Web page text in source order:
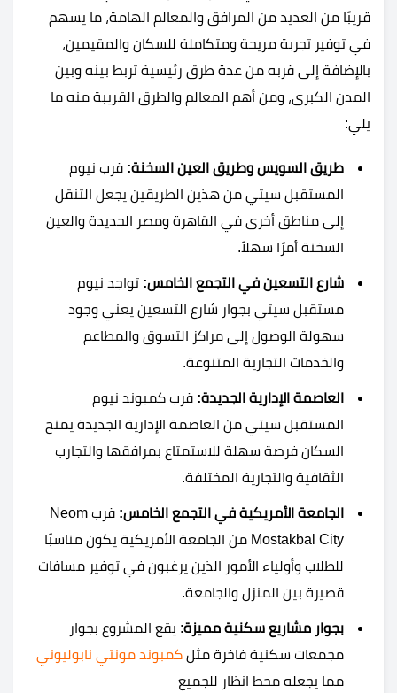
قريبًا من العديد من المرافق والمعالم الهامة، ما يسهم
في توفير تجربة مريحة ومتكاملة للسكان والمقيمين،
بالإضافة إلى قربه من عدة طرق رئيسية تربط بينه وبين
المدن الكبرى، ومن أهم المعالم والطرق القريبة منه ما
يلي:
طريق السويس وطريق العين السخنة: قرب نيوم
المستقبل سيتي من هذين الطريقين يجعل التنقل
إلى مناطق أخرى في القاهرة ومصر الجديدة والعين
السخنة أمرًا سهلاً.
شارع التسعين في التجمع الخامس: تواجد نيوم
مستقبل سيتي بجوار شارع التسعين يعني وجود
سهولة الوصول إلى مراكز التسوق والمطاعم
والخدمات التجارية المتنوعة.
العاصمة الإدارية الجديدة: قرب كمبوند نيوم
المستقبل سيتي من العاصمة الإدارية الجديدة يمنح
السكان فرصة سهلة للاستمتاع بمرافقها والتجارب
الثقافية والتجارية المختلفة.
الجامعة الأمريكية في التجمع الخامس:
قرب Neom
Mostakbal City من الجامعة الأمريكية يكون مناسبًا
للطلاب وأولياء الأمور الذين يرغبون في توفير مسافات
قصيرة بين المنزل والجامعة.
بجوار مشاريع سكنية مميزة: يقع المشروع بجوار
مجمعات سكنية فاخرة مثل كمبوند مونتي نابوليوني
مما يجعله محط انظار للجميع